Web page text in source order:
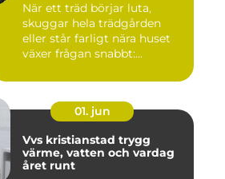
När ett träd börjar luta,
skuggar hela trädgården
eller står farligt nära huset
växer frågan snabbt:...
01. jun
Vvs kristianstad trygg
värme, vatten och vardag
året runt